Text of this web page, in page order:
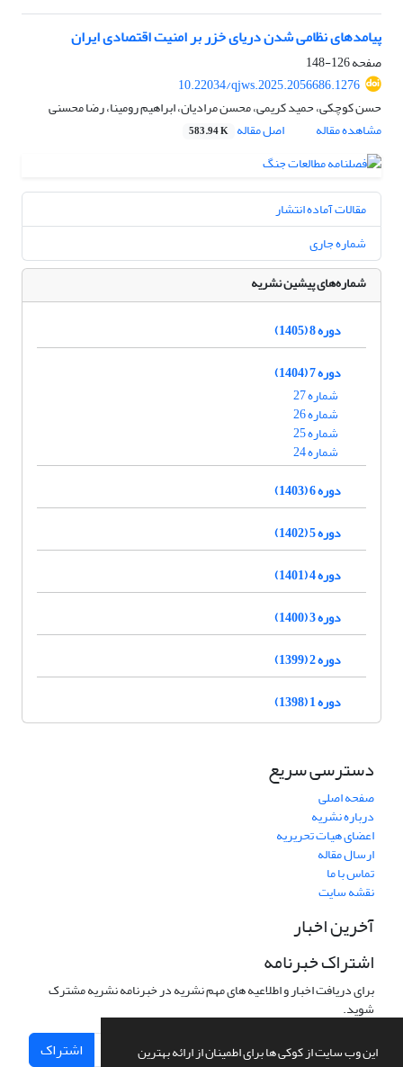
این وب سایت از کوکی ها برای اطمینان از ارائه بهترین
پیامدهای نظامی شدن دریای خزر بر امنیت اقتصادی ایران
صفحه126-148
10.22034/qjws.2025.2056686.1276
حسن کوچکی، حمید کریمی، محسن مرادیان، ابراهیم رومینا، رضا محسنی
مشاهده مقاله
اصل مقاله 583.94 K
مقالات آماده انتشار
شماره جاری
شماره‌های پیشین نشریه
دوره 8 (1405)
دوره 7 (1404)
شماره 27
شماره 26
شماره 25
شماره 24
دوره 6 (1403)
دوره 5 (1402)
دوره 4 (1401)
دوره 3 (1400)
دوره 2 (1399)
دوره 1 (1398)
دسترسی سریع
صفحه اصلی
درباره نشریه
اعضای هیات تحریریه
ارسال مقاله
تماس با ما
نقشه سایت
آخرین اخبار
اشتراک خبرنامه
برای دریافت اخبار و اطلاعیه های مهم نشریه در خبرنامه نشریه مشترک
شوید.
اشتراک